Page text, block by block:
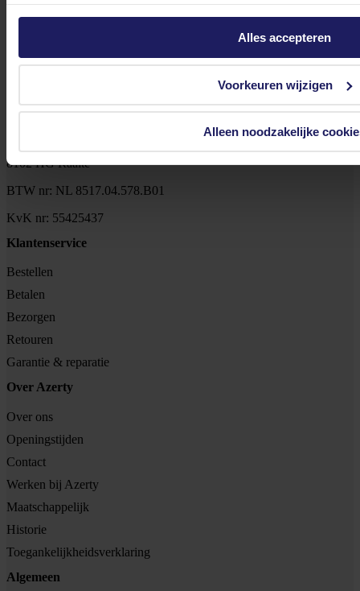
Alles accepteren
Voorkeuren wijzigen
Alleen noodzakelijke
8102 HG Raalte
BTW nr: NL 8517.04.578.B01
KvK nr: 55425437
Klantenservice
Bestellen
Betalen
Bezorgen
Retouren
Garantie & reparatie
Over Azerty
Over ons
Openingstijden
Contact
Werken bij Azerty
Maatschappelijk
Historie
Toegankelijkheidsverklaring
Algemeen